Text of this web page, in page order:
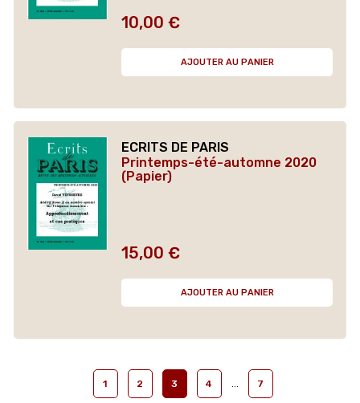
Prix
10,00 €
AJOUTER AU PANIER
ECRITS DE PARIS
Printemps-été-automne 2020
(Papier)
Prix
15,00 €
AJOUTER AU PANIER
1 2 3 4 7